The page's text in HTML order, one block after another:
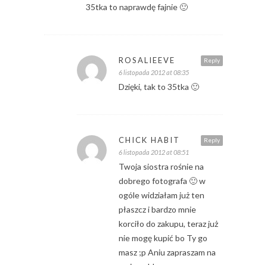
35tka to naprawdę fajnie 🙂
Reply
ROSALIEEVE
6 listopada 2012 at 08:35
Dzięki, tak to 35tka 🙂
Reply
CHICK HABIT
6 listopada 2012 at 08:51
Twoja siostra rośnie na
dobrego fotografa 🙂 w
ogóle widziałam już ten
płaszcz i bardzo mnie
korciło do zakupu, teraz już
nie mogę kupić bo Ty go
masz ;p Aniu zapraszam na